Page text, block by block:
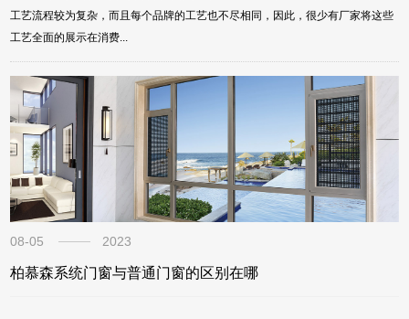
工艺流程较为复杂，而且每个品牌的工艺也不尽相同，因此，很少有厂家将这些
工艺全面的展示在消费...
08-05 2023
柏慕森系统门窗与普通门窗的区别在哪